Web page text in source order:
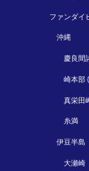
ファンダイ
沖縄
慶良間
崎本部
真栄田
糸満
伊豆半島
大瀬崎